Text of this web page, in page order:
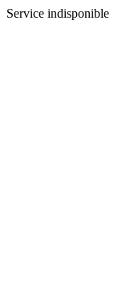
Service indisponible